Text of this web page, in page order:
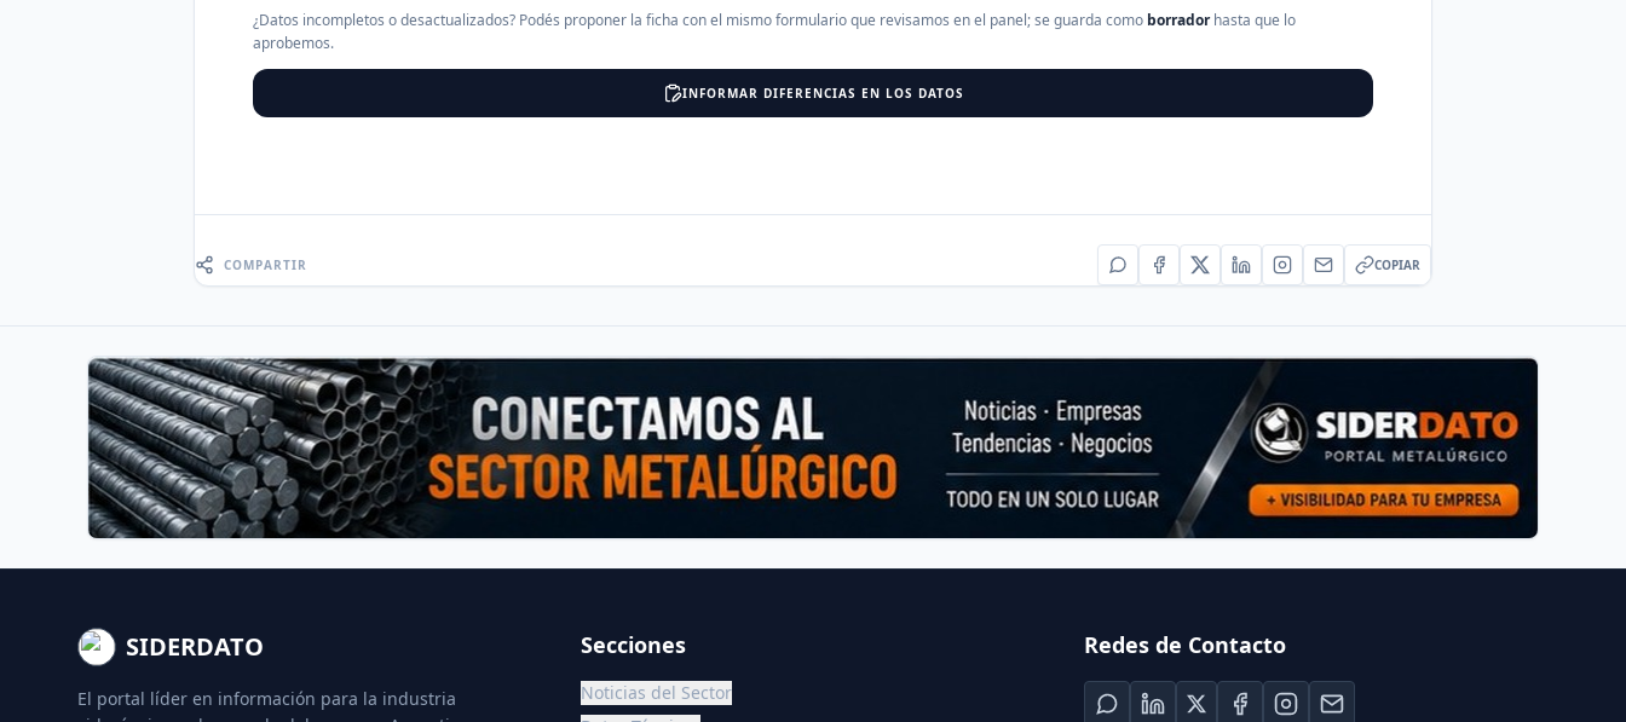
¿Datos incompletos o desactualizados? Podés proponer la ficha con el mismo formulario que revisamos en el panel; se guarda como borradorhasta que lo
aprobemos.
INFORMAR DIFERENCIAS EN LOS DATOS
COMPARTIR COPIAR
SIDERDATO
El portal líder en información para la industria
Secciones
Noticias del Sector
Redes de Contacto